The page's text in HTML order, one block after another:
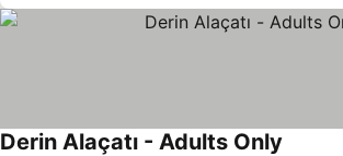
Derin Alaçatı - Adults Only